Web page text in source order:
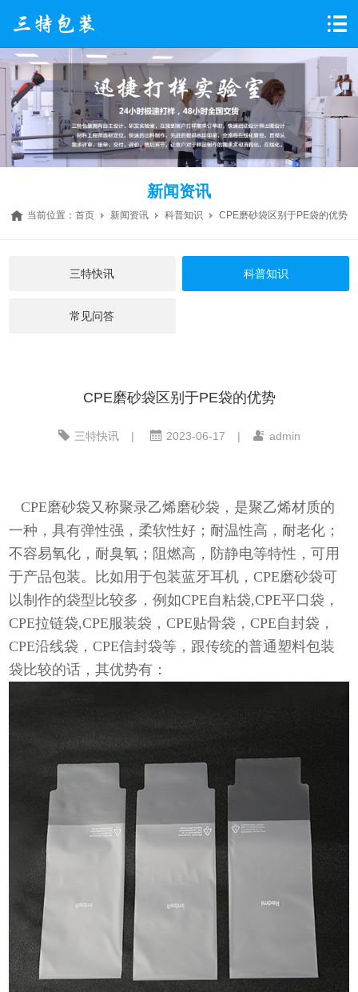
新闻资讯
当前位置： 首页 新闻资讯 科普知识 CPE磨砂袋区别于PE袋的优势
三特快讯 科普知识
常见问答
CPE磨砂袋区别于PE袋的优势
三特快讯 | 2023-06-17 | admin
CPE磨砂袋又称聚录乙烯磨砂袋，是聚乙烯材质的
一种，具有弹性强，柔软性好；耐温性高，耐老化；
不容易氧化，耐臭氧；阻燃高，防静电等特性，可用
于产品包装。比如用于包装蓝牙耳机，CPE磨砂袋可
以制作的袋型比较多，例如CPE自粘袋,CPE平口袋，
CPE拉链袋,CPE服装袋，CPE贴骨袋，CPE自封袋，
CPE沿线袋，CPE信封袋等，跟传统的普通塑料包装
袋比较的话，其优势有：